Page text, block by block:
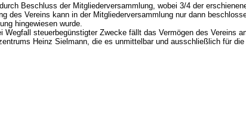
Beschluss der Mitgliederversammlung, wobei 3/4 der
des Vereins kann in der Mitgliederversammlung nur dann
hingewiesen wurde.
steuerbegünstigter Zwecke fällt das Vermögen des Vereins
Heinz Sielmann, die es unmittelbar und ausschließlich für